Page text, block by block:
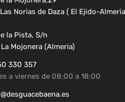
Norias de Daza ( El Ejido-
la Pista, S/n
Mojonera (Almeria)
330 357
a viernes de 08:00 a 18:00